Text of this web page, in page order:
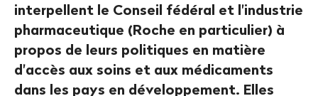
interpellent le Conseil fédéral et l'industrie
pharmaceutique (Roche en particulier) à
propos de leurs politiques en matière
d'accès aux soins et aux médicaments
dans les pays en développement. Elles